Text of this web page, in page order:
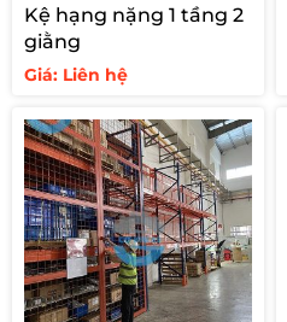
Kệ hạng nặng 1 tầng 2
giằng
Giá: Liên hệ